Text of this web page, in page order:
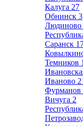
Калуга 27
Обнинск 3
Людиново
Саранск
Темников 1
Иваново
Фурманов
Вичуга 2